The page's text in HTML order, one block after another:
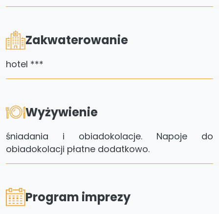
Zakwaterowanie
hotel ***
Wyżywienie
śniadania i obiadokolacje. Napoje do
obiadokolacji płatne dodatkowo.
Program imprezy